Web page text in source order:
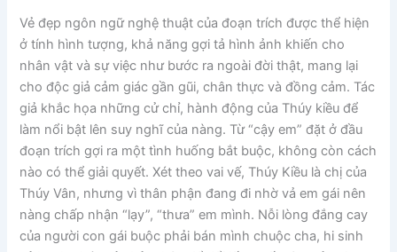
Vẻ đẹp ngôn ngữ nghệ thuật của đoạn trích được thể hiện
ở tính hình tượng, khả năng gợi tả hình ảnh khiến cho
nhân vật và sự việc như bước ra ngoài đời thật, mang lại
cho độc giả cảm giác gần gũi, chân thực và đồng cảm. Tác
giả khắc họa những cử chỉ, hành động của Thúy kiều để
làm nổi bật lên suy nghĩ của nàng. Từ “cậy em” đặt ở đầu
đoạn trích gợi ra một tình huống bắt buộc, không còn cách
nào có thể giải quyết. Xét theo vai vế, Thúy Kiều là chị của
Thúy Vân, nhưng vì thân phận đang đi nhờ vả em gái nên
nàng chấp nhận “lạy”, “thưa” em mình. Nỗi lòng đắng cay
của người con gái buộc phải bán mình chuộc cha, hi sinh